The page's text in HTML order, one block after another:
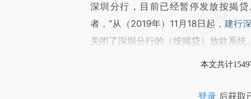
深圳分行，目前已经暂停发放按揭
者，“从（2019年）11月18日起，建行
关闭了深圳分行的（按揭贷）放款系统
本文共计
登录后获取